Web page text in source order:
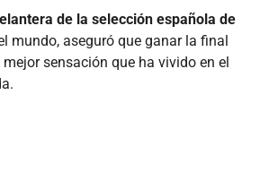
de la selección española de
mundo, aseguró que ganar la final
sensación que ha vivido en el